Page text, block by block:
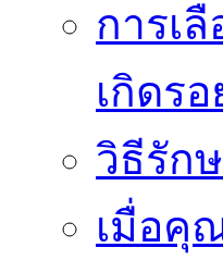
การเ
เกิดร
วิธีรัก
เมื่อคุ